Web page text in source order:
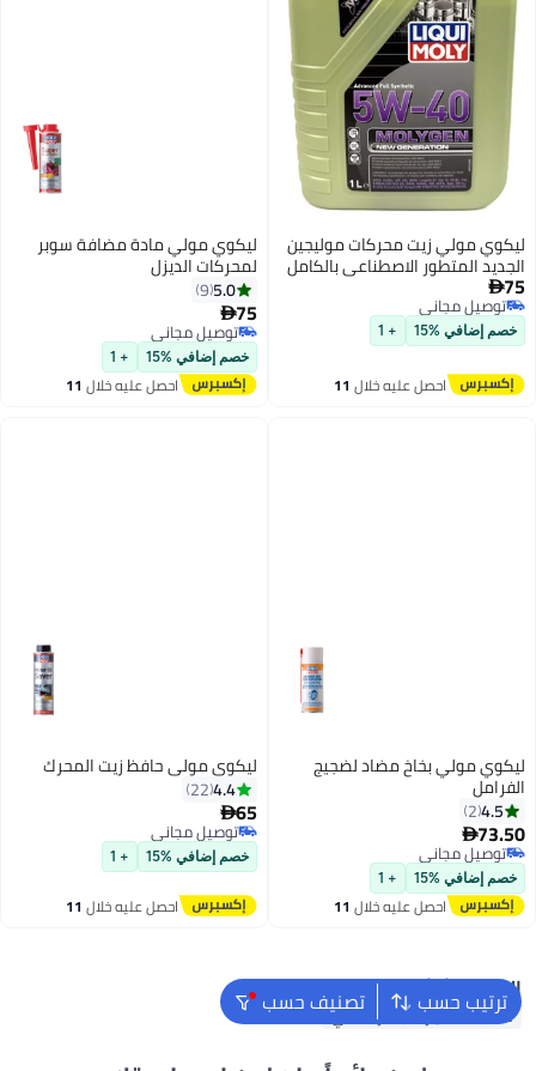
ليكوي مولي زيت محركات موليجين
الجديد المتطور الاصطناعي بالكامل
5W-40، سعة 1 لتر
75
توصيل مجاني
توصيل مجاني
خصم إضافي %15 + 1
احصل عليه خلال 11
ليكوي مولي مادة مضافة سوبر
لمحركات الديزل
5.0
9
75
توصيل مجاني
توصيل مجاني
خصم إضافي %15 + 1
احصل عليه خلال 11
ليكوي مولي بخاخ مضاد لضجيج
الفرامل
4.5
2
73.50
توصيل مجاني
توصيل مجاني
خصم إضافي %15 + 1
احصل عليه خلال 11
ليكوي مولي حافظ زيت المحرك
4.4
22
65
توصيل مجاني
توصيل مجاني
خصم إضافي %15 + 1
احصل عليه خلال 11
ترتيب حسب تصنيف حسب البحث الشائع
منتجات السيارات بالقرب مني